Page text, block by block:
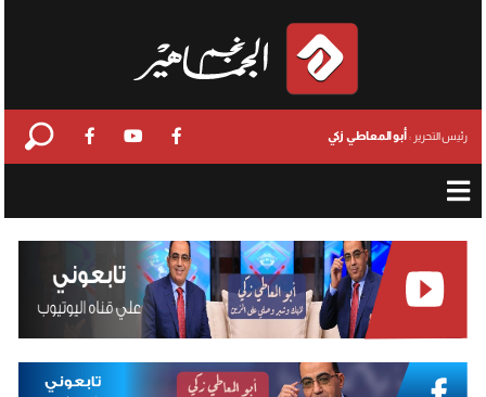
رئيس التحرير : أبو المعاطي زكي